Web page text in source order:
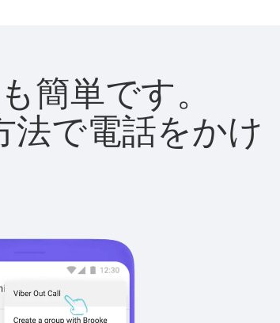
簡単です。
法で電話をかけ